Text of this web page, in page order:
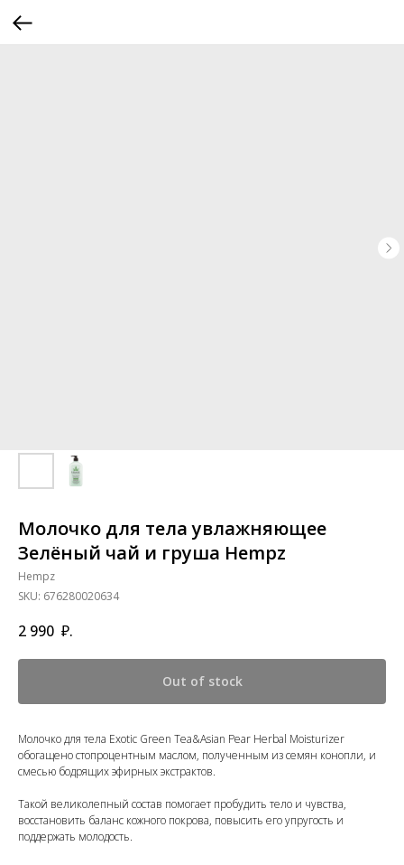
Молочко для тела увлажняющее
Зелёный чай и груша Hempz
Hempz
SKU: 676280020634
2 990 ₽.
Out of stock
Молочко для тела Exotic Green Tea&Asian Pear Herbal Moisturizer
обогащено стопроцентным маслом, полученным из семян конопли, и
смесью бодрящих эфирных экстрактов.
Такой великолепный состав помогает пробудить тело и чувства,
восстановить баланс кожного покрова, повысить его упругость и
поддержать молодость.